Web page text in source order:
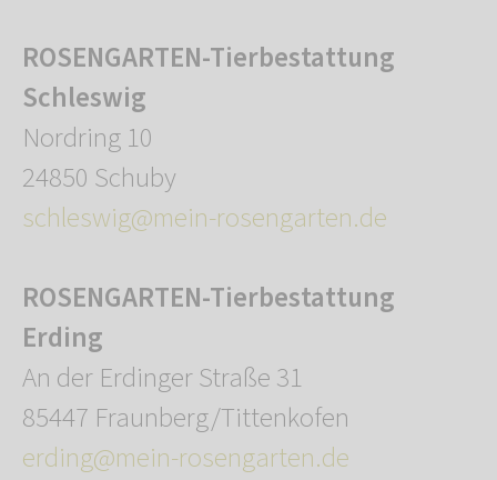
ROSENGARTEN-Tierbestattung
Schleswig
Nordring 10
24850 Schuby
schleswig@mein-rosengarten.de
ROSENGARTEN-Tierbestattung
Erding
An der Erdinger Straße 31
85447 Fraunberg/Tittenkofen
erding@mein-rosengarten.de